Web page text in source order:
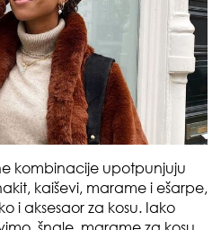
kombinacije upotpunjuju
kaiševi, marame i ešarpe,
i aksesaor za kosu. Iako